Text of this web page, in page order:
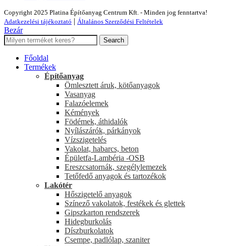
Copyright 2025 Platina Építőanyag Centrum Kft. - Minden jog fenntartva!
Adatkezelési tájékoztató | Általános Szerződési Feltételek
Bezár
Search
Főoldal
Termékek
Építőanyag
Ömlesztett áruk, kötőanyagok
Vasanyag
Falazóelemek
Kémények
Födémek, áthidalók
Nyílászárók, párkányok
Vízszigetelés
Vakolat, habarcs, beton
Épületfa-Lambéria -OSB
Ereszcsatornák, szegélylemezek
Tetőfedő anyagok és tartozékok
Lakótér
Hőszigetelő anyagok
Színező vakolatok, festékek és glettek
Gipszkarton rendszerek
Hidegburkolás
Díszburkolatok
Csempe, padlólap, szaniter